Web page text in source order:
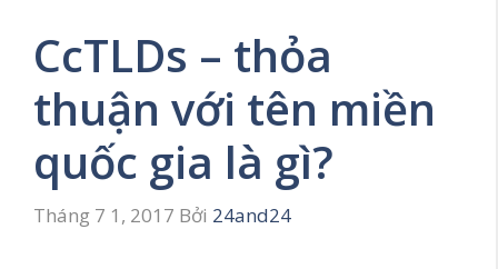
CcTLDs – thỏa
thuận với tên miền
quốc gia là gì?
Tháng 7 1, 2017 Bởi 24and24